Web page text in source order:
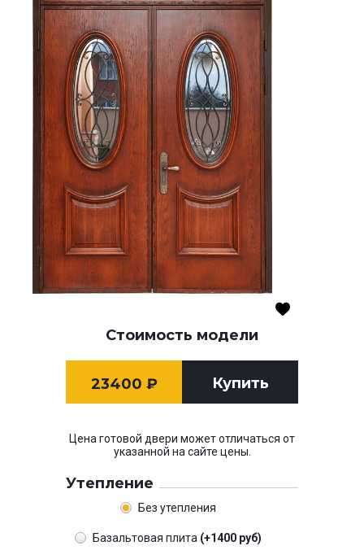
Стоимость модели
23400 ₽ Купить
Цена готовой двери может отличаться от
указанной на сайте цены.
Утепление
Без утепления
Базальтовая плита (+1400 руб)